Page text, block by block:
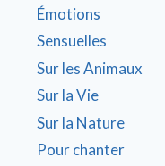
Émotions
Sensuelles
Sur les Animaux
Sur la Vie
Sur la Nature
Pour chanter